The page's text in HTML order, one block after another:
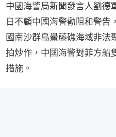
中國海警局新聞發言人劉德
日不顧中國海警勸阻和警告
國南沙群島鱟藤礁海域非法
拍炒作，中國海警對菲方船
措施。